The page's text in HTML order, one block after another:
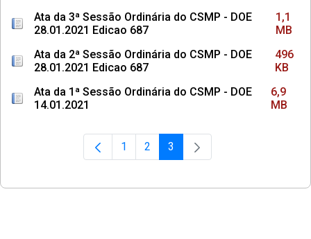
Ata da 3ª Sessão Ordinária do CSMP - DOE
28.01.2021 Edicao 687
1,1
MB
Ata da 2ª Sessão Ordinária do CSMP - DOE
28.01.2021 Edicao 687
496
KB
Ata da 1ª Sessão Ordinária do CSMP - DOE
14.01.2021
6,9
MB
Página
1 Página
2 Página
3